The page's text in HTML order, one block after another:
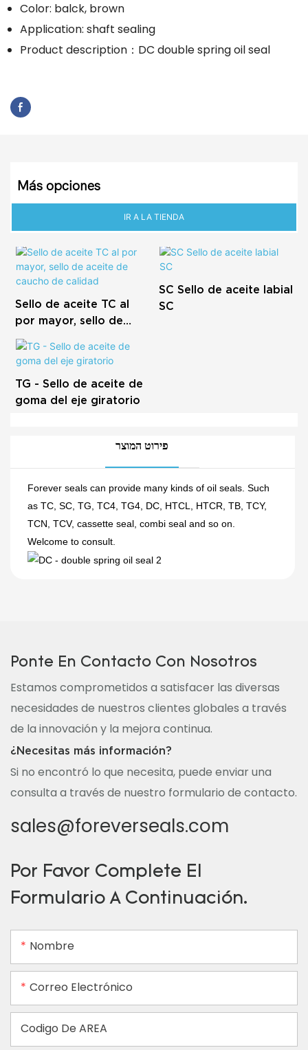
Color: balck, brown
Application: shaft sealing
Product description：DC double spring oil seal
Más opciones
IR A LA TIENDA
Sello de aceite TC al
por mayor, sello de
aceite de caucho de
calidad
SC Sello de aceite labial
SC
TG - Sello de aceite de
goma del eje giratorio
פירוט המוצר
Forever seals can provide many kinds of oil seals. Such
as TC, SC, TG, TC4, TG4, DC, HTCL, HTCR, TB, TCY,
TCN, TCV, cassette seal, combi seal and so on.
Welcome to consult.
Ponte En Contacto Con Nosotros
Estamos comprometidos a satisfacer las diversas
necesidades de nuestros clientes globales a través
de la innovación y la mejora continua.
¿Necesitas más información?
Si no encontró lo que necesita, puede enviar una
consulta a través de nuestro formulario de contacto.
sales@foreverseals.com
Por Favor Complete El
Formulario A Continuación.
Nombre
Correo Electrónico
Codigo De AREA